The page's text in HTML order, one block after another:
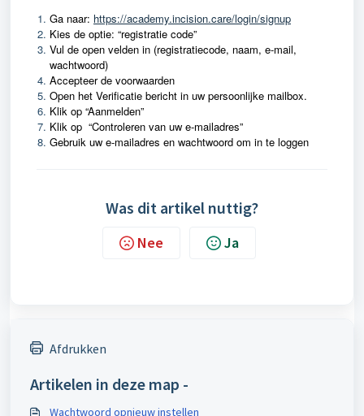
Ga naar: https://academy.incision.care/login/signup
Kies de optie: “registratie code”
Vul de open velden in (registratiecode, naam, e-mail,
wachtwoord)
Accepteer de voorwaarden
Open het Verificatie bericht in uw persoonlijke mailbox.
Klik op “Aanmelden”
Klik op “Controleren van uw e-mailadres”
Gebruik uw e-mailadres en wachtwoord om in te loggen
Was dit artikel nuttig?
Nee Ja
Afdrukken
Artikelen in deze map -
Wachtwoord opnieuw instellen